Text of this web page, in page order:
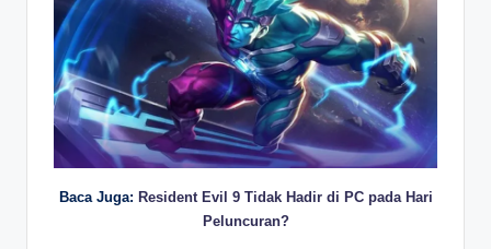
Baca Juga: Resident Evil 9 Tidak Hadir di PC pada Hari
Peluncuran?